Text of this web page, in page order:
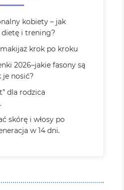
kobiety – jak
dietę i trening?
krok po kroku
2026–jakie fasony są
je nosić?
dla rodzica
skórę i włosy po
w 14 dni.